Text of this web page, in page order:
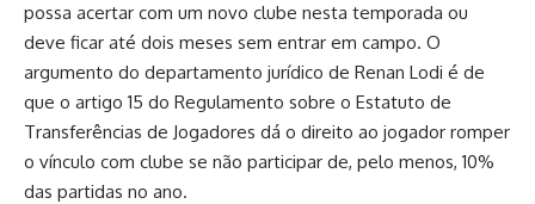
possa acertar com um novo clube nesta temporada ou
deve ficar até dois meses sem entrar em campo. O
argumento do departamento jurídico de Renan Lodi é de
que o artigo 15 do Regulamento sobre o Estatuto de
Transferências de Jogadores dá o direito ao jogador romper
o vínculo com clube se não participar de, pelo menos, 10%
das partidas no ano.